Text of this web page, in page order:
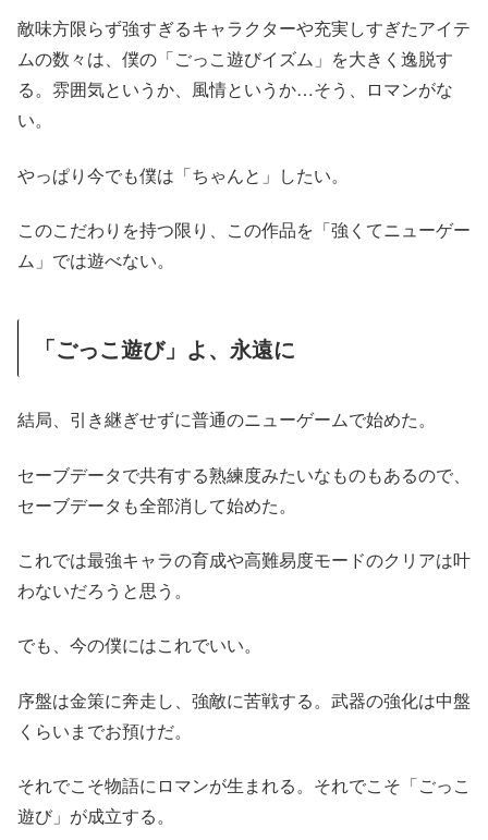
敵味方限らず強すぎるキャラクターや充実しすぎたアイテ
ムの数々は、僕の「ごっこ遊びイズム」を大きく逸脱す
る。雰囲気というか、風情というか…そう、ロマンがな
い。
やっぱり今でも僕は「ちゃんと」したい。
このこだわりを持つ限り、この作品を「強くてニューゲー
ム」では遊べない。
「ごっこ遊び」よ、永遠に
結局、引き継ぎせずに普通のニューゲームで始めた。
セーブデータで共有する熟練度みたいなものもあるので、
セーブデータも全部消して始めた。
これでは最強キャラの育成や高難易度モードのクリアは叶
わないだろうと思う。
でも、今の僕にはこれでいい。
序盤は金策に奔走し、強敵に苦戦する。武器の強化は中盤
くらいまでお預けだ。
それでこそ物語にロマンが生まれる。それでこそ「ごっこ
遊び」が成立する。